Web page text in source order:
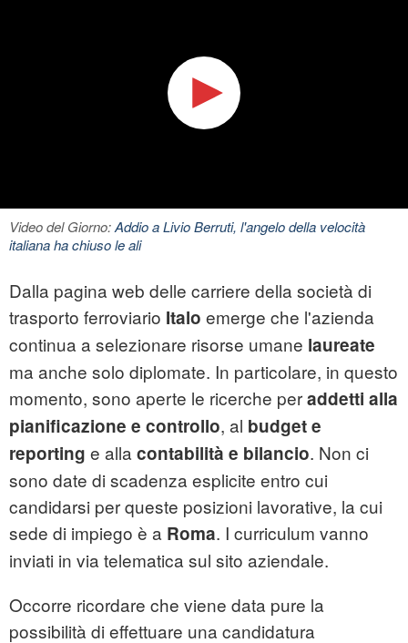
Video del Giorno:Addio a Livio Berruti, l'angelo della velocità
italiana ha chiuso le ali
Dalla pagina web delle carriere della società di
trasporto ferroviario Italo emerge che l'azienda
continua a selezionare risorse umane laureate
ma anche solo diplomate. In particolare, in questo
momento, sono aperte le ricerche peraddetti alla
pianificazione e controllo, al budget e
reporting e alla contabilità e bilancio. Non ci
sono date di scadenza esplicite entro cui
candidarsi per queste posizioni lavorative, la cui
sede di impiego è a Roma. I curriculum vanno
inviati in via telematica sul sito aziendale.
Occorre ricordare che viene data pure la
possibilità di effettuare una candidatura